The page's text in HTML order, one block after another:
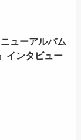
ューアルバム
インタビュー